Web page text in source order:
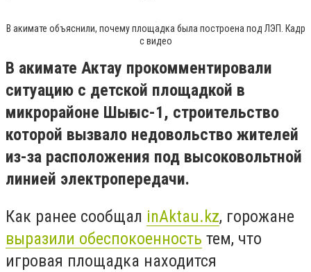
В акимате объяснили, почему площадка была построена под ЛЭП. Кадр
с видео
В акимате Актау прокомментировали
ситуацию с детской площадкой в
микрорайоне Шығыс-1, строительство
которой вызвало недовольство жителей
из-за расположения под высоковольтной
линией электропередачи.
Как ранее сообщал inAktau.kz, горожане
выразили обеспокоенность тем, что
игровая площадка находится